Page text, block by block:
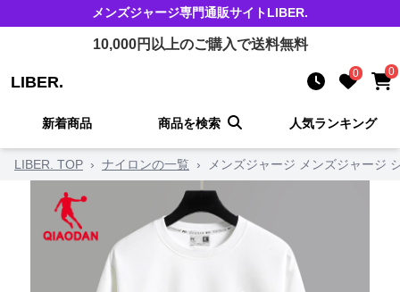
メンズジャージ専門通販サイトLIBER.
10,000円以上のご購入で送料無料
LIBER. 0 0
新着商品 商品を検索 人気ランキング
LIBER. TOP › ナイロンの一覧 › メンズジャージ メンズジャージ